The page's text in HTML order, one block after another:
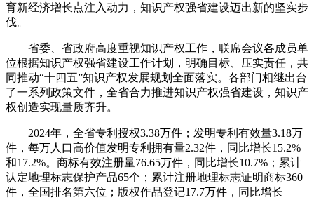
育新经济增长点注入动力，知识产权强省建设迈出新的坚实步
伐。
省委、省政府高度重视知识产权工作，联席会议各成员单
位根据知识产权强省建设工作计划，明确目标、压实责任，共
同推动“十四五”知识产权发展规划全面落实。各部门相继出台
了一系列政策文件，全省合力推进知识产权强省建设，知识产
权创造实现量质齐升。
2024年，全省专利授权3.38万件；发明专利有效量3.18万
件，每万人口高价值发明专利拥有量2.32件，同比增长15.2%
和17.2%。商标有效注册量76.65万件，同比增长10.7%；累计
认定地理标志保护产品65个；累计注册地理标志证明商标360
件，全国排名第六位；版权作品登记17.7万件，同比增长